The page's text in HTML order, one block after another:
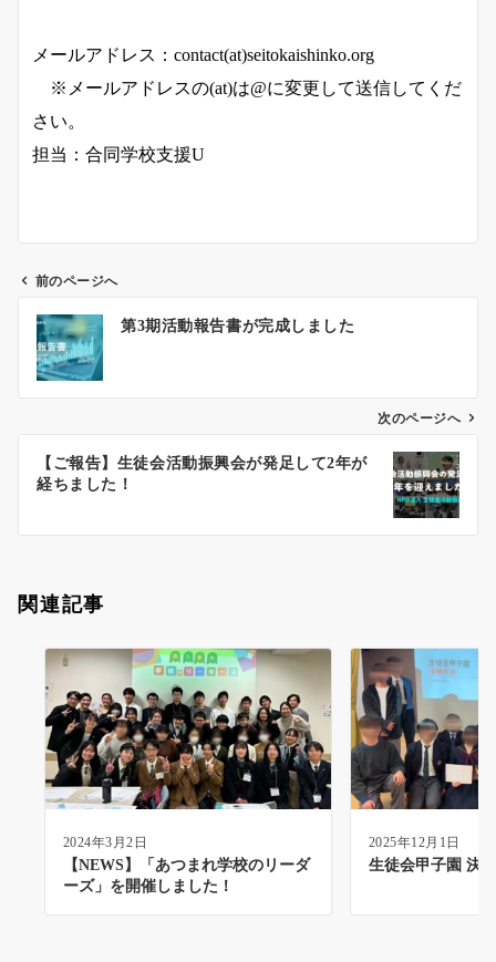
メールアドレス：contact(at)seitokaishinko.org
※メールアドレスの(at)は@に変更して送信してくだ
さい。
担当：合同学校支援U
ン
前のページへ
第3期活動報告書が完成しました
次のページへ
【ご報告】生徒会活動振興会が発足して2年が
経ちました！
関連記事
2024年3月2日
【NEWS】「あつまれ学校のリーダ
ーズ」を開催しました！
2025年12月1日
生徒会甲子園 決